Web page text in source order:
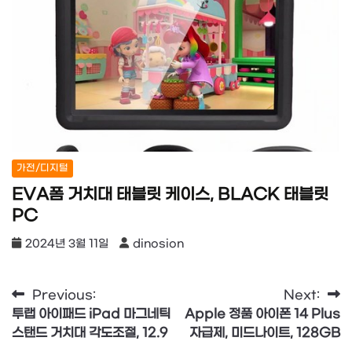
가전/디지털
EVA폼 거치대 태블릿 케이스, BLACK 태블릿
PC
2024년 3월 11일 dinosion
글
탐
Previous:
투랩 아이패드 iPad 마그네틱
스탠드 거치대 각도조절, 12.9
Next:
Apple 정품 아이폰 14 Plus
자급제, 미드나이트, 128GB